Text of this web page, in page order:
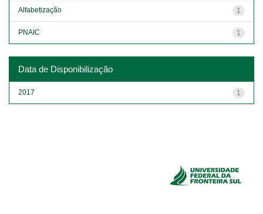
1
Alfabetização
1
PNAIC
Data de Disponibilização
1
2017